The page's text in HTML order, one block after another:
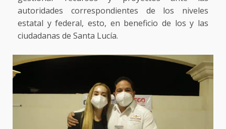
autoridades correspondientes de los niveles
estatal y federal, esto, en beneficio de los y las
ciudadanas de Santa Lucía.